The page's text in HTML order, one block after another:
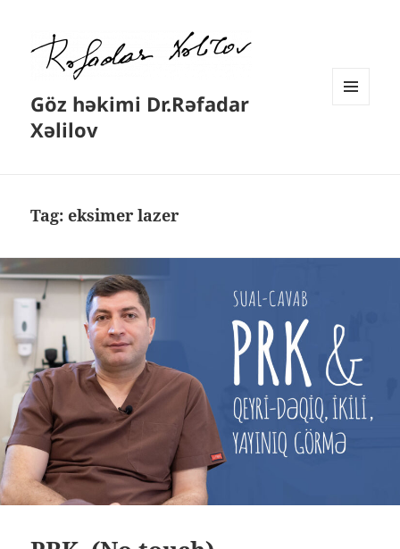
Göz həkimi Dr.Rəfadar
Xəlilov
Tag:eksimer lazer